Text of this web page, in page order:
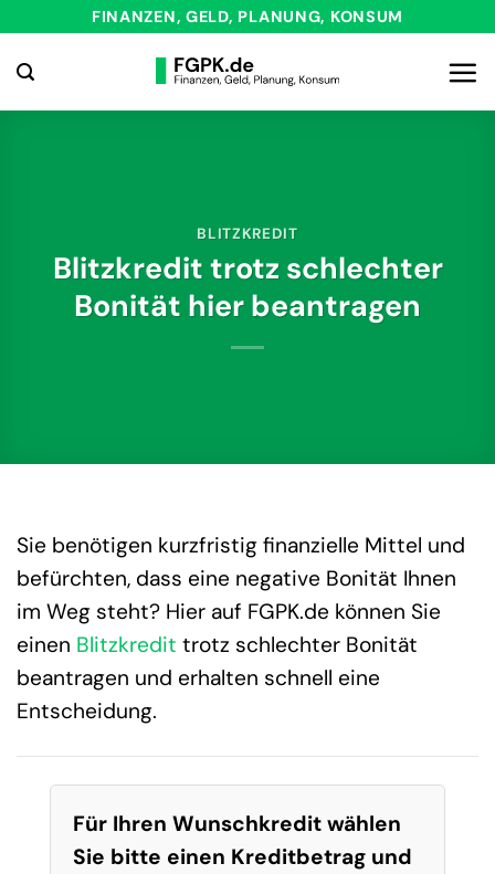
springen
FINANZEN, GELD, PLANUNG, KONSUM
BLITZKREDIT
Blitzkredit trotz schlechter
Bonität hier beantragen
Sie benötigen kurzfristig finanzielle Mittel und
befürchten, dass eine negative Bonität Ihnen
im Weg steht? Hier auf FGPK.de können Sie
einen Blitzkredit trotz schlechter Bonität
beantragen und erhalten schnell eine
Entscheidung.
Für Ihren Wunschkredit wählen
Sie bitte einen Kreditbetrag und